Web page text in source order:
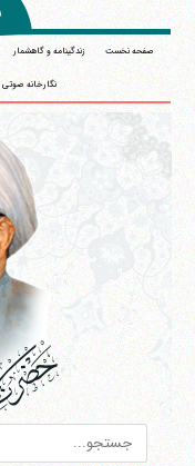
صفحه نخست زندگینامه و گاهشمار
نگارخانه صوتی